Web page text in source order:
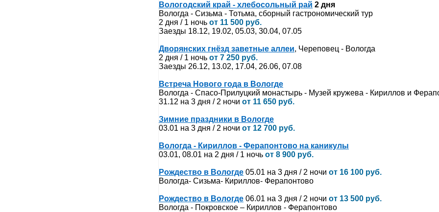
Вологодский край - хлебосольный рай 2 дня
Вологда - Сизьма - Тотьма, сборный гастрономический тур
2 дня / 1 ночь от 11 500 руб.
Заезды 18.12, 19.02, 05.03, 30.04, 07.05
Дворянских гнёзд заветные аллеи, Череповец - Вологда
2 дня / 1 ночь от 7 250 руб.
Заезды 26.12, 13.02, 17.04, 26.06, 07.08
Встреча Нового года в Вологде
Вологда - Спасо-Прилуцкий монастырь - Музей кружева - Кириллов и
31.12 на 3 дня / 2 ночи от 11 650 руб.
Зимние праздники в Вологде
03.01 на 3 дня / 2 ночи от 12 700 руб.
Вологда - Кириллов - Ферапонтово на каникулы
03.01, 08.01 на 2 дня / 1 ночь от 8 900 руб.
Рождество в Вологде 05.01 на 3 дня / 2 ночи от 16 100 руб.
Вологда- Сизьма- Кириллов- Ферапонтово
Рождество в Вологде 06.01 на 3 дня / 2 ночи от 13 500 руб.
Вологда - Покровское – Кириллов - Ферапонтово